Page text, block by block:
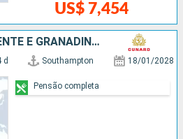
US$ 7,454
PORTUGAL, SÃO VINCENTE E GRANADINAS, AFRICA DO SUL, MAURICE, MALÁSIA, SINGAPURA, CHINA
d Southampton 18/01/2028
Pensão completa